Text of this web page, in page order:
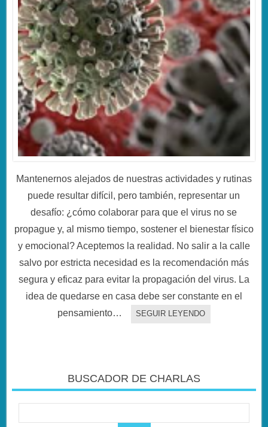
Mantenernos alejados de nuestras actividades y rutinas
puede resultar difícil, pero también, representar un
desafío: ¿cómo colaborar para que el virus no se
propague y, al mismo tiempo, sostener el bienestar físico
y emocional? Aceptemos la realidad. No salir a la calle
salvo por estricta necesidad es la recomendación más
segura y eficaz para evitar la propagación del virus. La
idea de quedarse en casa debe ser constante en el
pensamiento…
SEGUIR LEYENDO
BUSCADOR DE CHARLAS